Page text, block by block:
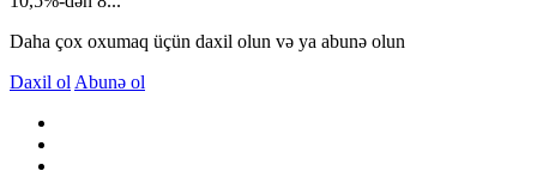
Daha çox oxumaq üçün daxil olun və ya abunə olun
Daxil ol Abunə ol